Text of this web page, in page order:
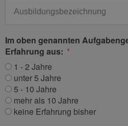
Im oben genannten
Erfahrung aus:
1 - 2 Jahre
unter 5 Jahre
5 - 10 Jahre
mehr als 10 Jahre
keine Erfahrung bisher